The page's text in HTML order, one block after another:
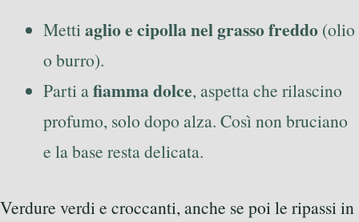
Mettiaglio e cipolla nel grasso freddo (olio
o burro).
Parti afiamma dolce, aspetta che rilascino
profumo, solo dopo alza. Così non bruciano
e la base resta delicata.
Verdure verdi e croccanti, anche se poi le ripassi in